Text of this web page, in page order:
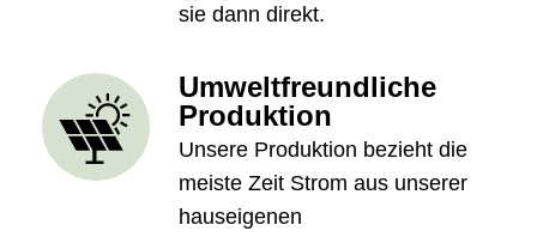
sie dann direkt.
Umweltfreundliche
Produktion
Unsere Produktion bezieht die
meiste Zeit Strom aus unserer
hauseigenen